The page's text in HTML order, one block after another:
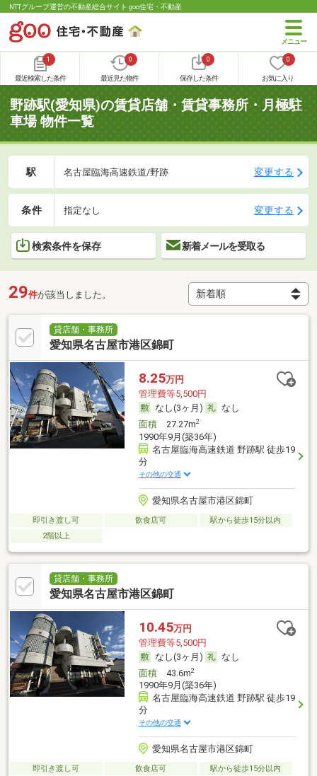
NTTグループ運営の不動産総合サイト goo住宅・不動産
1
最近検索した条件
0
最近見た物件
0
保存した条件
0
お気に入り
野跡駅(愛知県)の賃貸店舗・賃貸事務所・月極駐
車場 物件一覧
駅 名古屋臨海高速鉄道/野跡 変更する
条件 指定なし 変更する
検索条件を保存 新着メールを受取る
29件が該当しました。
貸店舗・事務所
愛知県名古屋市港区錦町
8.25万円
管理費等5,500円
なし(3ヶ月)
なし
面積27.27m2
1990年9月(築36年)
名古屋臨海高速鉄道 野跡駅 徒歩19
分
その他の交通
愛知県名古屋市港区錦町
即引き渡し可 飲食店可
駅から徒歩15分以内
2階以上
貸店舗・事務所
愛知県名古屋市港区錦町
10.45万円
管理費等5,500円
なし(3ヶ月)
なし
面積43.6m2
1990年9月(築36年)
名古屋臨海高速鉄道 野跡駅 徒歩19
分
その他の交通
愛知県名古屋市港区錦町
即引き渡し可 飲食店可
駅から徒歩15分以内